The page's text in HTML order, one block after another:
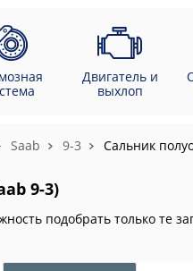
Двигатель и
выхлоп
Saab 9-3 Сальник
9-3)
подобрать только те